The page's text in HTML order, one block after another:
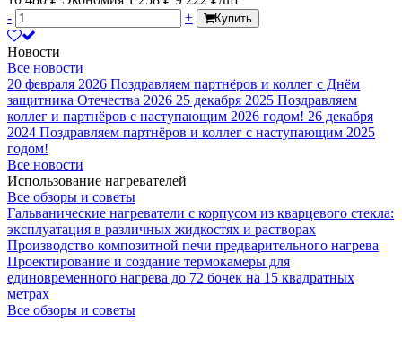
-
+ Купить
Новости
Все новости
20 февраля 2026 Поздравляем партнёров и коллег с Днём
защитника Отечества 2026 25 декабря 2025 Поздравляем
коллег и партнёров с наступающим 2026 годом! 26 декабря
2024 Поздравляем партнёров и коллег с наступающим 2025
годом!
Все новости
Использование нагревателей
Все обзоры и советы
Гальванические нагреватели с корпусом из кварцевого стекла:
эксплуатация в различных жидкостях и растворах
Производство композитной печи предварительного нагрева
Проектирование и создание термокамеры для
единовременного нагрева до 72 бочек на 15 квадратных
метрах
Все обзоры и советы